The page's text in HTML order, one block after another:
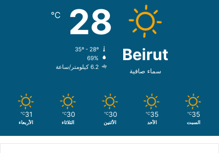
Beirut
سماء صافية
28
℃
69%
6.2 كيلومتر/ساعة
35
℃
السبت
35
℃
الأحد
30
℃
الأثنين
30
℃
الثلاثاء
31
℃
الأربعاء